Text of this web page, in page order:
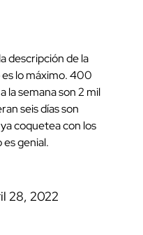
descripción de la
lo máximo. 400
la semana son 2 mil
seis días son
coquetea con los
es genial.
28, 2022